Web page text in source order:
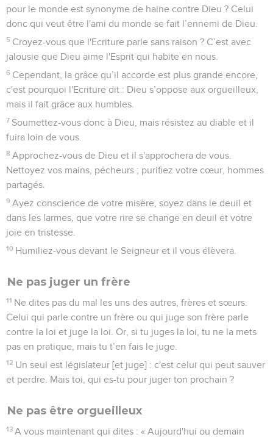
pour le monde est synonyme de haine contre Dieu ? Celui
donc qui veut être l'ami du monde se fait l’ennemi de Dieu.
5 Croyez-vous que l'Ecriture parle sans raison ? C’est avec
jalousie que Dieu aime l'Esprit qui habite en nous.
6 Cependant, la grâce qu’il accorde est plus grande encore,
c'est pourquoi l'Ecriture dit : Dieu s’oppose aux orgueilleux,
mais il fait grâce aux humbles.
7 Soumettez-vous donc à Dieu, mais résistez au diable et il
fuira loin de vous.
8 Approchez-vous de Dieu et il s'approchera de vous.
Nettoyez vos mains, pécheurs ; purifiez votre cœur, hommes
partagés.
9 Ayez conscience de votre misère, soyez dans le deuil et
dans les larmes, que votre rire se change en deuil et votre
joie en tristesse.
10 Humiliez-vous devant le Seigneur et il vous élèvera.
Ne pas juger un frère
11 Ne dites pas du mal les uns des autres, frères et sœurs.
Celui qui parle contre un frère ou qui juge son frère parle
contre la loi et juge la loi. Or, si tu juges la loi, tu ne la mets
pas en pratique, mais tu t’en fais le juge.
12 Un seul est législateur [et juge] : c'est celui qui peut sauver
et perdre. Mais toi, qui es-tu pour juger ton prochain ?
Ne pas être orgueilleux
13 A vous maintenant qui dites : « Aujourd'hui ou demain